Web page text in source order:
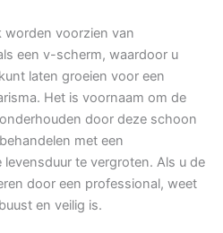
worden voorzien van
een v-scherm, waardoor u
laten groeien voor een
Het is voornaam om de
door deze schoon
met een
te vergroten. Als u de
door een professional, weet
en veilig is.